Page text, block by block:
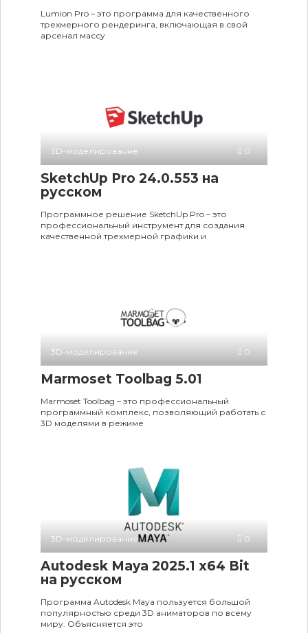
Lumion Pro – это программа для качественного
трехмерного рендеринга, включающая в свой
арсенал массу
3D-моделирование 0
SketchUp Pro 24.0.553 на
русском
Программное решение SketchUp Pro – это
профессиональный инструмент для создания
качественной трехмерной графики и
3D-моделирование 0
Marmoset Toolbag 5.01
Marmoset Toolbag – это профессиональный
программный комплекс, позволяющий работать с
3D моделями в режиме
3D-моделирование 0
Autodesk Maya 2025.1 x64 Bit
на русском
Программа Autodesk Maya пользуется большой
популярностью среди 3D аниматоров по всему
миру. Объясняется это